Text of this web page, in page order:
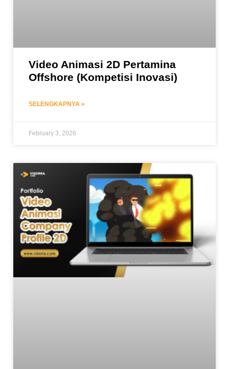
Video Animasi 2D Pertamina
Offshore (Kompetisi Inovasi)
SELENGKAPNYA »
February 3, 2026